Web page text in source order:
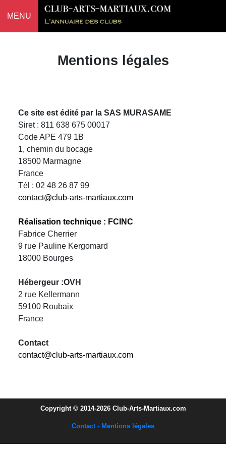
MENU
Mentions légales
Ce site est édité par la SAS MURASAME
Siret : 811 638 675 00017
Code APE 479 1B
1, chemin du bocage
18500 Marmagne
France
Tél : 02 48 26 87 99
contact@club-arts-martiaux.com
Réalisation technique : FCINC
Fabrice Cherrier
9 rue Pauline Kergomard
18000 Bourges
Hébergeur :OVH
2 rue Kellermann
59100 Roubaix
France
Contact
contact@club-arts-martiaux.com
Copyright © 2014-2026 Club-Arts-Martiaux.com
Contact - Mentions légales